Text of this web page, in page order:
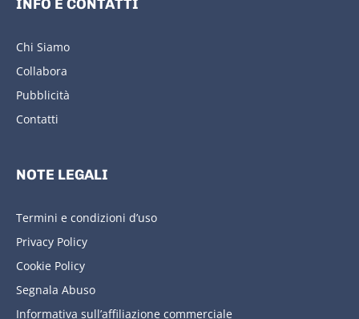
INFO E CONTATTI
Chi Siamo
Collabora
Pubblicità
Contatti
NOTE LEGALI
Termini e condizioni d’uso
Privacy Policy
Cookie Policy
Segnala Abuso
Informativa sull’affiliazione commerciale